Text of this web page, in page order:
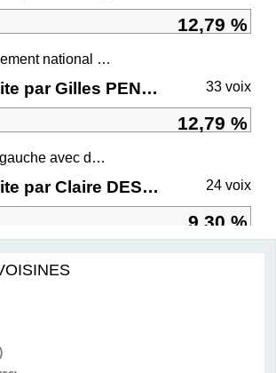
12,79 %
RN - Rassemblement national et ses alliés
Liste conduite par Gilles PENNELLE 33 voix
12,79 %
UGE - Union à gauche avec des écologistes
Liste conduite par Claire DESMARES-POIRRIER 24 voix
9,30 %